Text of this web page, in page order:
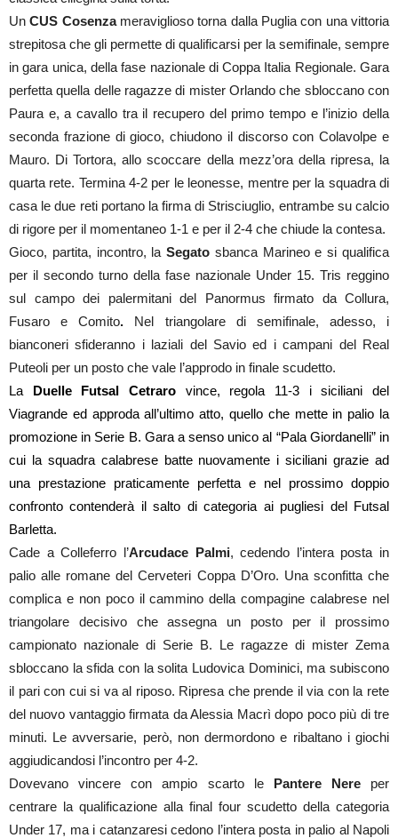
UnCUS Cosenzameraviglioso torna dalla Puglia con una vittoria
strepitosa che gli permette di qualificarsi per la semifinale, sempre
in gara unica, della fase nazionale di Coppa Italia Regionale. Gara
perfetta quella delle ragazze di mister Orlando che sbloccano con
Paura e, a cavallo tra il recupero del primo tempo e l’inizio della
seconda frazione di gioco, chiudono il discorso con Colavolpe e
Mauro. Di Tortora, allo scoccare della mezz’ora della ripresa, la
quarta rete. Termina 4-2 per le leonesse, mentre per la squadra di
casa le due reti portano la firma di Strisciuglio, entrambe su calcio
di rigore per il momentaneo 1-1 e per il 2-4 che chiude la contesa.
Gioco, partita, incontro, laSegato sbanca Marineo e si qualifica
per il secondo turno della fase nazionale Under 15. Tris reggino
sul campo dei palermitani del Panormus firmato da Collura,
Fusaro e Comito. Nel triangolare di semifinale, adesso, i
bianconeri sfideranno i laziali del Savio ed i campani del Real
Puteoli per un posto che vale l’approdo in finale scudetto.
La Duelle Futsal Cetraro vince, regola 11-3 i siciliani del
Viagrande ed approda all’ultimo atto, quello che mette in palio la
promozione in Serie B. Gara a senso unico al “Pala Giordanelli” in
cui la squadra calabrese batte nuovamente i siciliani grazie ad
una prestazione praticamente perfetta e nel prossimo doppio
confronto contenderà il salto di categoria ai pugliesi del Futsal
Barletta.
Cade a Colleferro l’Arcudace Palmi, cedendo l’intera posta in
palio alle romane del Cerveteri Coppa D’Oro. Una sconfitta che
complica e non poco il cammino della compagine calabrese nel
triangolare decisivo che assegna un posto per il prossimo
campionato nazionale di Serie B. Le ragazze di mister Zema
sbloccano la sfida con la solita Ludovica Dominici, ma subiscono
il pari con cui si va al riposo. Ripresa che prende il via con la rete
del nuovo vantaggio firmata da Alessia Macrì dopo poco più di tre
minuti. Le avversarie, però, non dermordono e ribaltano i giochi
aggiudicandosi l’incontro per 4-2.
Dovevano vincere con ampio scarto le Pantere Nereper
centrare la qualificazione alla final four scudetto della categoria
Under 17, ma i catanzaresi cedono l’intera posta in palio al Napoli